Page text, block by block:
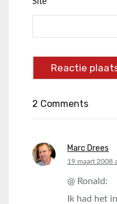
2 Comments
Marc Drees
says:
19 maart 2008
@ Ronald:
Ik had het